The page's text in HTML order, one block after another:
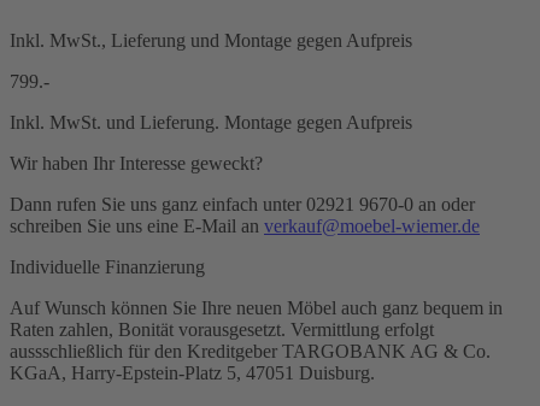
Inkl. MwSt., Lieferung und Montage gegen Aufpreis
799.-
Inkl. MwSt. und Lieferung. Montage gegen Aufpreis
Wir haben Ihr Interesse geweckt?
Dann rufen Sie uns ganz einfach unter 02921 9670-0 an oder
schreiben Sie uns eine E-Mail an verkauf@moebel-wiemer.de
Individuelle Finanzierung
Auf Wunsch können Sie Ihre neuen Möbel auch ganz bequem in
Raten zahlen, Bonität vorausgesetzt. Vermittlung erfolgt
aussschließlich für den Kreditgeber TARGOBANK AG & Co.
KGaA, Harry-Epstein-Platz 5, 47051 Duisburg.